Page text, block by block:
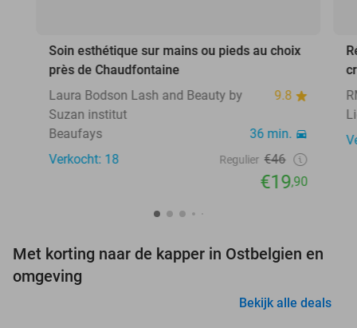
Soin esthétique sur mains ou pieds au choix
près de Chaudfontaine
Laura Bodson Lash and Beauty by
Suzan institut
9.8
Beaufays
36 min.
Verkocht: 18
Regulier €46
€19,90
Met korting naar de kapper in Ostbelgien en
omgeving
Bekijk alle deals